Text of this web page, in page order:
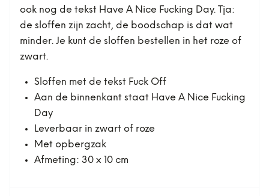
ook nog de tekst Have A Nice Fucking Day. Tja:
de sloffen zijn zacht, de boodschap is dat wat
minder. Je kunt de sloffen bestellen in het roze of
zwart.
Sloffen met de tekst Fuck Off
Aan de binnenkant staat Have A Nice Fucking
Day
Leverbaar in zwart of roze
Met opbergzak
Afmeting: 30 x 10 cm